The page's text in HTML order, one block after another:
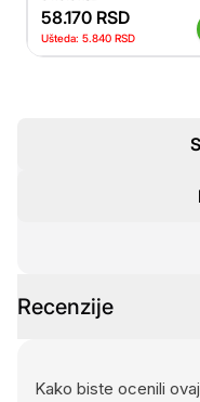
58.170 RSD
Ušteda: 5.840 RSD
Recenzije
Kako biste ocenili